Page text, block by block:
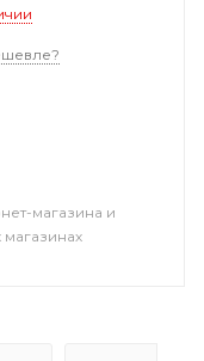
магазина и